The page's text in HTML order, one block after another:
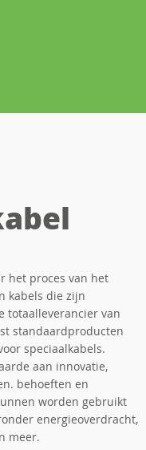
het proces van het
kabels die zijn
totaalleverancier van
standaardproducten
speciaalkabels.
aan innovatie,
behoeften en
worden gebruikt
energieoverdracht,
meer.